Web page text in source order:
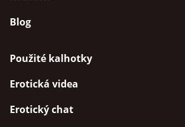
Blog
Použité kalhotky
Erotická videa
Erotický chat